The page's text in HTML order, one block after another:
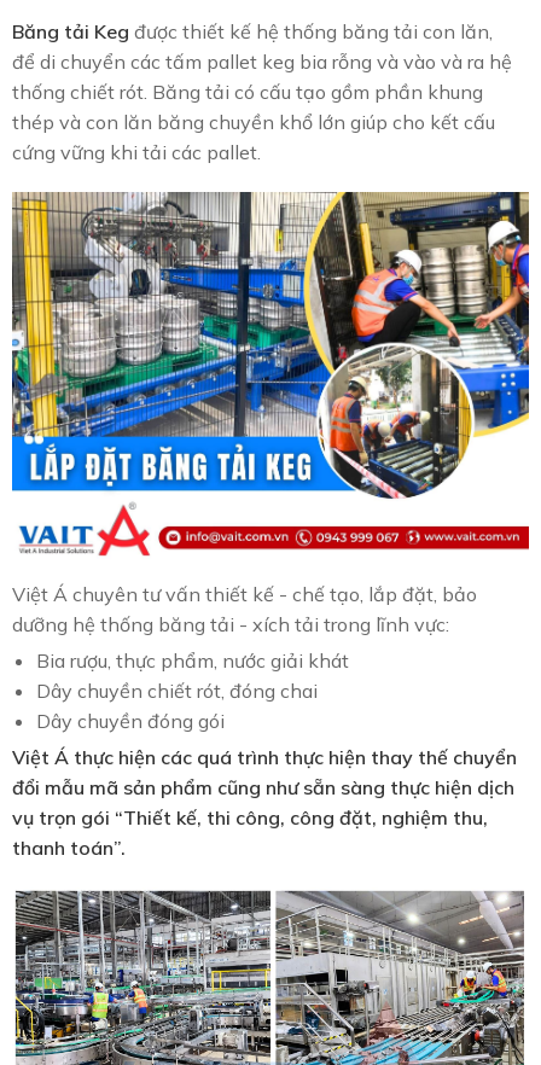
Băng tải Keg được thiết kế hệ thống băng tải con lăn,
để di chuyển các tấm pallet keg bia rỗng và vào và ra hệ
thống chiết rót. Băng tải có cấu tạo gồm phần khung
thép và con lăn băng chuyền khổ lớn giúp cho kết cấu
cứng vững khi tải các pallet.
Việt Á chuyên tư vấn thiết kế - chế tạo, lắp đặt, bảo
dưỡng hệ thống băng tải - xích tải trong lĩnh vực:
Bia rượu, thực phẩm, nước giải khát
Dây chuyền chiết rót, đóng chai
Dây chuyền đóng gói
Việt Á thực hiện các quá trình thực hiện thay thế chuyển
đổi mẫu mã sản phẩm cũng như sẵn sàng thực hiện dịch
vụ trọn gói “Thiết kế, thi công, công đặt, nghiệm thu,
thanh toán”.